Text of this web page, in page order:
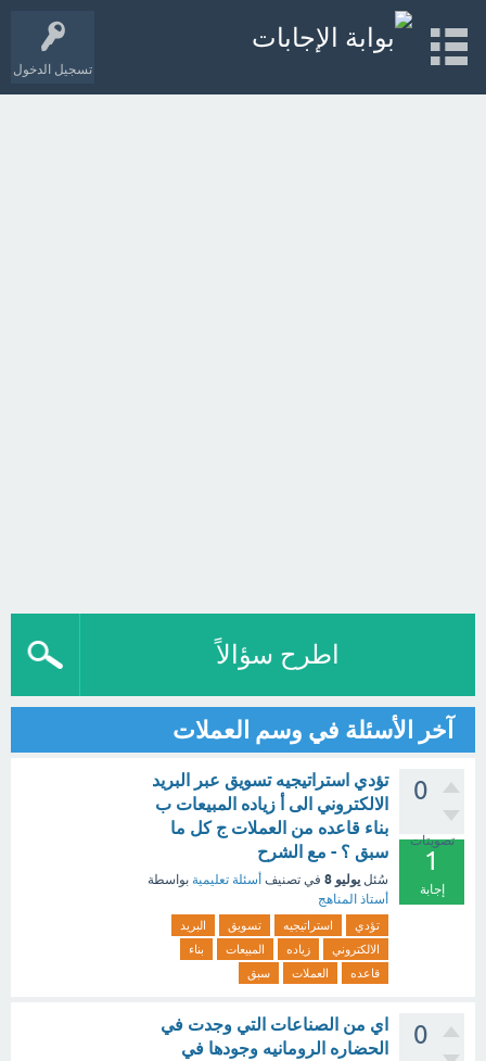
تسجيل الدخول
اطرح سؤالاً
آخر الأسئلة في وسم العملات
0
تصويتات
1
إجابة
تؤدي استراتيجيه تسويق عبر البريد
الالكتروني الى أ زياده المبيعات ب
بناء قاعده من العملات ج كل ما
سبق ؟ - مع الشرح
سُئل يوليو 8 في تصنيف أسئلة تعليمية بواسطة
أستاذ المناهج
تؤدي استراتيجيه تسويق
البريد
الالكتروني
زياده المبيعات
بناء
قاعده
العملات سبق
0
اي من الصناعات التي وجدت في
الحضاره الرومانيه وجودها في